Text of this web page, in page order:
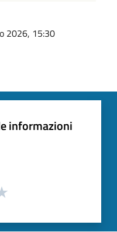
2026, 15:30
informazioni